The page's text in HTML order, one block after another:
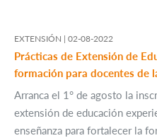
EXTENSIÓN | 02-08-2022
Prácticas de Extensión de
formación para docentes de
Arranca el 1° de agosto la
extensión de educación
enseñanza para fortalecer la